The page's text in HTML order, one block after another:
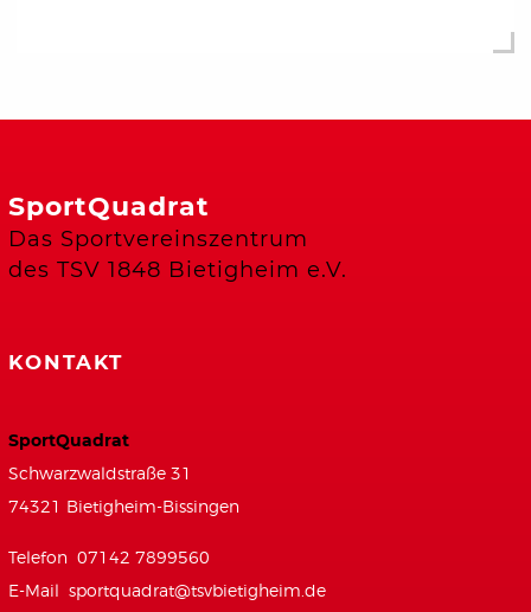
SportQuadrat
Das Sportvereinszentrum
des TSV 1848 Bietigheim e.V.
KONTAKT
SportQuadrat
Schwarzwaldstraße 31
74321 Bietigheim-Bissingen
Telefon 07142 7899560
E-Mail sportquadrat@tsvbietigheim.de